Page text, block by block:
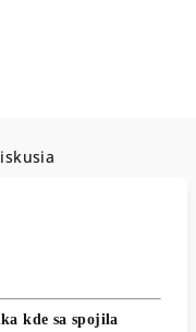
kde sa spojila